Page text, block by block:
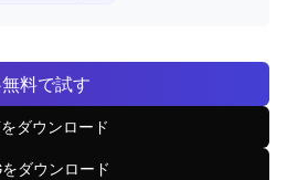
無料で試す
ダウンロード
ダウンロード